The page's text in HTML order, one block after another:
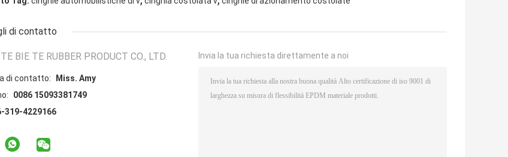
di contatto
BIE TE RUBBER PRODUCT CO., LTD.
di contatto:
Miss. Amy
0086 15093381749
319-4229166
Invia la tua richiesta direttamente a noi